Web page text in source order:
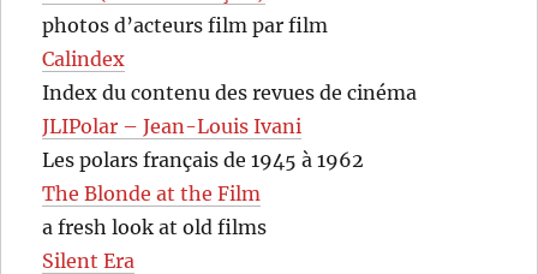
photos d’acteurs film par film
Calindex
Index du contenu des revues de cinéma
JLIPolar – Jean-Louis Ivani
Les polars français de 1945 à 1962
The Blonde at the Film
a fresh look at old films
Silent Era